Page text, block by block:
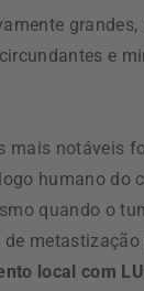
grandes,
e
mais notáveis
humano do
quando o
metastização
local com